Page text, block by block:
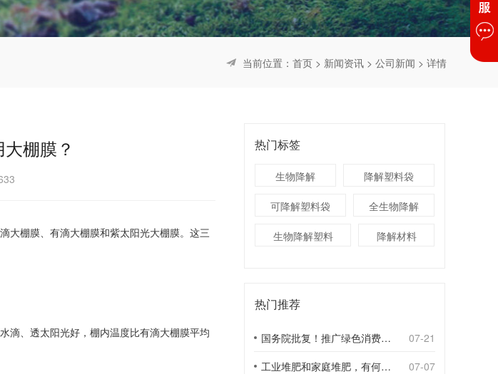
当前位置： 首页 > 新闻资讯 > 公司新闻 > 详情
棚膜？
大棚膜、有滴大棚膜和紫太阳光大棚膜。这三
滴、透太阳光好，棚内温度比有滴大棚膜平均
热门标签
生物降解 降解塑料袋
可降解塑料袋 全生物降解
生物降解塑料 降解材料
热门推荐
国务院批复！推广绿色消费，引导使用环保可降解包装材料
07-21
工业堆肥和家庭堆肥，有何不同？
07-07